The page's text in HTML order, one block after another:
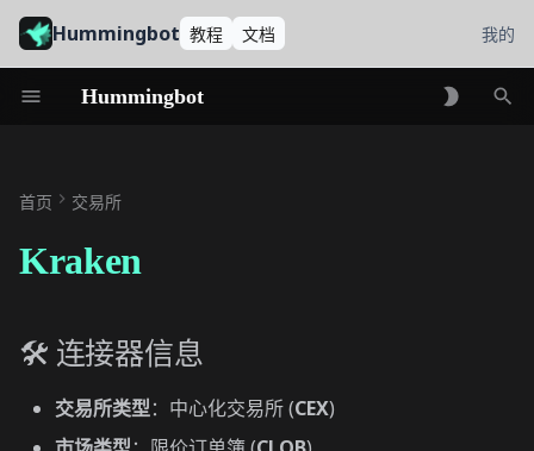
Hummingbot 教程 文档 我的
Hummingbot
始
搜
🔑 如何连接
生成 API 密钥
将密钥添加到
Hummingbot
首页 交易所
Kraken
🛠 连接器信息
交易所类型：中心化交易所 (CEX)